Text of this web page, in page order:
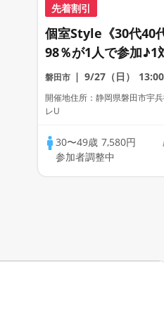
先着割引
個室Style《30代40
98％が1人で参加♪1
員トーク☆誠実な方
パーティー
磐田市 9/27（日）
開催地住所：静岡県磐田市宇
レU
30〜49歳 7,580円
参加者調整中